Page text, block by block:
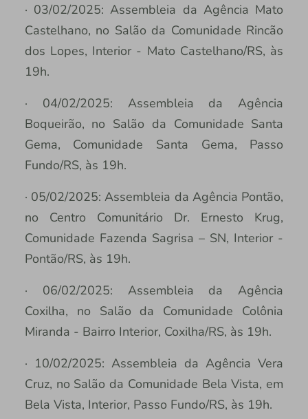
· 03/02/2025: Assembleia da Agência Mato
Castelhano, no Salão da Comunidade Rincão
dos Lopes, Interior - Mato Castelhano/RS, às
19h.
· 04/02/2025: Assembleia da Agência
Boqueirão, no Salão da Comunidade Santa
Gema, Comunidade Santa Gema, Passo
Fundo/RS, às 19h.
· 05/02/2025: Assembleia da Agência Pontão,
no Centro Comunitário Dr. Ernesto Krug,
Comunidade Fazenda Sagrisa – SN, Interior -
Pontão/RS, às 19h.
· 06/02/2025: Assembleia da Agência
Coxilha, no Salão da Comunidade Colônia
Miranda - Bairro Interior, Coxilha/RS, às 19h.
· 10/02/2025: Assembleia da Agência Vera
Cruz, no Salão da Comunidade Bela Vista, em
Bela Vista, Interior, Passo Fundo/RS, às 19h.